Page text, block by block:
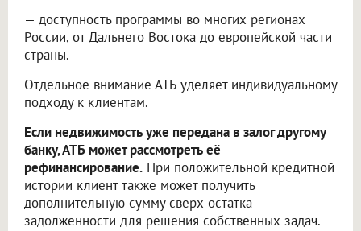
— доступность программы во многих регионах
России, от Дальнего Востока до европейской части
страны.
Отдельное внимание АТБ уделяет индивидуальному
подходу к клиентам.
Если недвижимость уже передана в залог другому
банку, АТБ может рассмотреть её
рефинансирование. При положительной кредитной
истории клиент также может получить
дополнительную сумму сверх остатка
задолженности для решения собственных задач.